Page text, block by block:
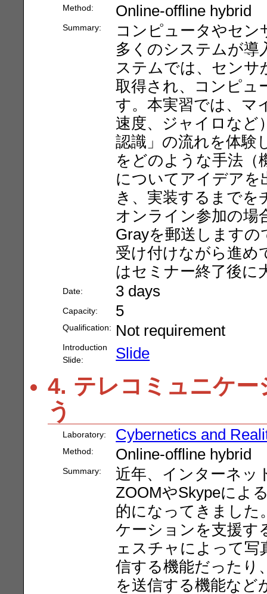
Method: Online-offline hybrid
Summary:
コンピュータやセン
多くのシステムが導
ステムでは、センサ
取得され、コンピュ
す。本実習では、マ
速度、ジャイロな
認識」の流れを体験
をどのような手法（
についてアイデア
き、実装するまで
オンライン参加の場
Grayを郵送します
受け付けながら進め
はセミナー終了後に
Date: 3 days
Capacity: 5
Qualification: Not requirement
Introduction
Slide:
Slide
4. テレコミュニケ
う
Laboratory: Cybernetics and
Method: Online-offline hybrid
Summary:
近年、インターネッ
ZOOMやSkypeによ
的になってきました
ケーションを支援す
ェスチャによって写
信する機能だったり
を送信する機能など